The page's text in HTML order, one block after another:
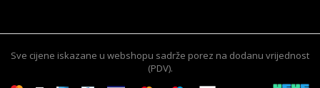
Sve cijene iskazane u webshopu sadrže porez na dodanu vrijednost
(PDV).